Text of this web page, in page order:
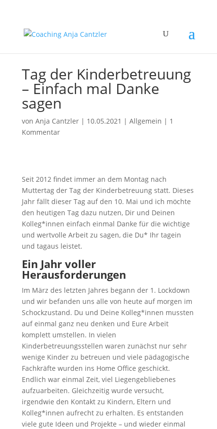
Tag der Kinderbetreuung
– Einfach mal Danke
sagen
von Anja Cantzler| 10.05.2021 | Allgemein | 1
Kommentar
Seit 2012 findet immer an dem Montag nach
Muttertag der Tag der Kinderbetreuung statt. Dieses
Jahr fällt dieser Tag auf den 10. Mai und ich möchte
den heutigen Tag dazu nutzen, Dir und Deinen
Kolleg*innen einfach einmal Danke für die wichtige
und wertvolle Arbeit zu sagen, die Du* Ihr tagein
und tagaus leistet.
Ein Jahr voller
Herausforderungen
Im März des letzten Jahres begann der 1. Lockdown
und wir befanden uns alle von heute auf morgen im
Schockzustand. Du und Deine Kolleg*innen mussten
auf einmal ganz neu denken und Eure Arbeit
komplett umstellen. In vielen
Kinderbetreuungsstellen waren zunächst nur sehr
wenige Kinder zu betreuen und viele pädagogische
Fachkräfte wurden ins Home Office geschickt.
Endlich war einmal Zeit, viel Liegengebliebenes
aufzuarbeiten. Gleichzeitig wurde versucht,
irgendwie den Kontakt zu Kindern, Eltern und
Kolleg*innen aufrecht zu erhalten. Es entstanden
viele gute Ideen und Projekte – und wieder einmal